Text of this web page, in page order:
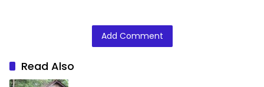
Add Comment
Read Also